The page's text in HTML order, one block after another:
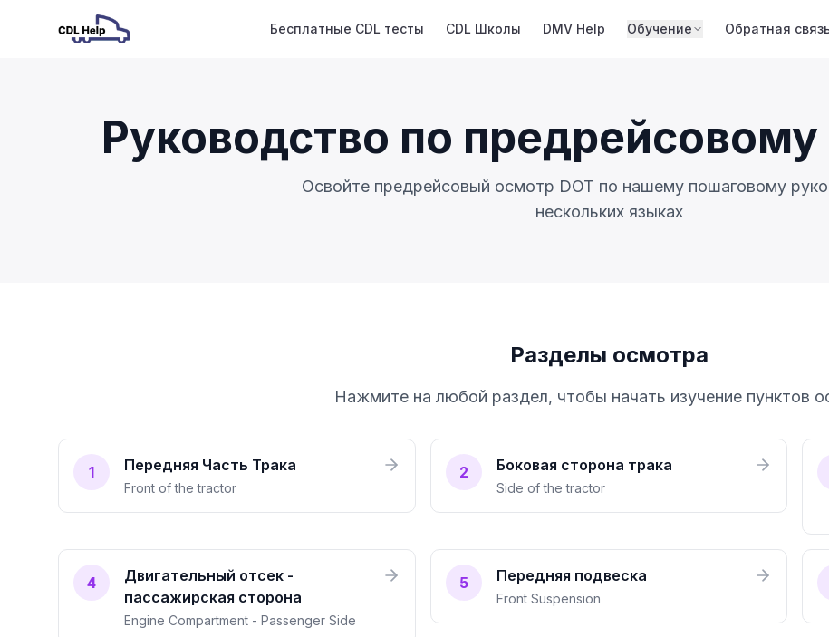
Бесплатные CDL тесты CDL Школы DMV Help Обучение Обратная
Руководство по предрейсовому
Освойте предрейсовый осмотр DOT по нашему пошаговому
нескольких языках
Разделы осмотра
Нажмите на любой раздел, чтобы начать изучение пунктов
1 Передняя Часть Трака
Front of the tractor
2 Боковая сторона трака
Side of the tractor
4
Двигательный отсек -
пассажирская сторона
Engine Compartment - Passenger Side
5 Передняя подвеска
Front Suspension